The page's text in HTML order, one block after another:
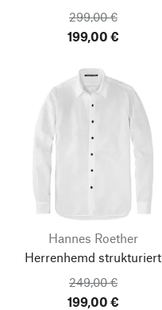
299,00 €
199,00 €
Hannes Roether
Herrenhemd strukturiert
249,00 €
199,00 €